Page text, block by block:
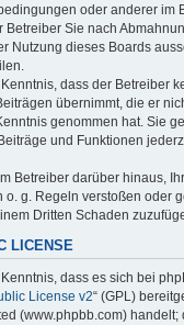
oder anderer im
Betreiber Sie nach
Nutzung dieses Boards
dass der Betreiber
übernimmt, die er
genommen hat. Sie
und Funktionen
Betreiber darüber hinaus,
o. g. Regeln verstoßen oder
Dritten Schaden
LICENSE
dass es sich bei
License v2“ (GPL)
(www.phpbb.com) handelt;